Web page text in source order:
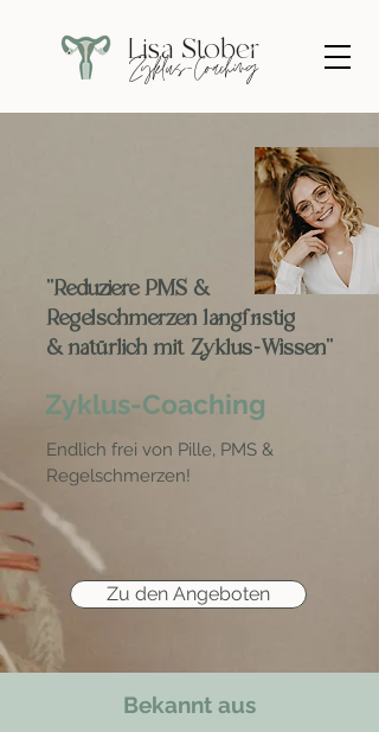
Lisa Stober
Zyklus-Coaching
"Reduziere PMS &
Regelschmerzen langfristig
& natürlich mit Zyklus-Wissen"
Zyklus-Coaching
Endlich frei von Pille, PMS &
Regelschmerzen!
Zu den Angeboten
Bekannt aus